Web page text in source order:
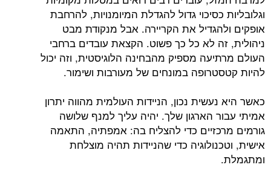
כסיכוי גדול להגדלת המיומנויות, להרחבת
את הקריירה. אבל מנקודת מבט
לא כל כך פשוט. הקצאת עובדים ברחבי
מספיק מהבחינה הלוגיסטית, וזה יכול
במונחים של מעורבות ושימור.
נכון, הניידות העולמית מהווה יתרון
הארגון שלך. יהיה עליך למנף שלושה
כדי להצליח בה: אמפתיה, התאמה
כדי שהניידות תהיה מוצלחת